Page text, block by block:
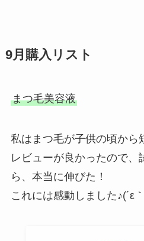
9月購入リスト
まつ毛美容液
私はまつ毛が子供の頃から
レビューが良かったので、
ら、本当に伸びた！
これには感動しました♪(´ε